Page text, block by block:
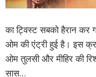
का ट्विस्ट सबको हैरान कर
ओम की एंट्री हुई है। इस
ओम तुलसी और मीहिर की
सास…